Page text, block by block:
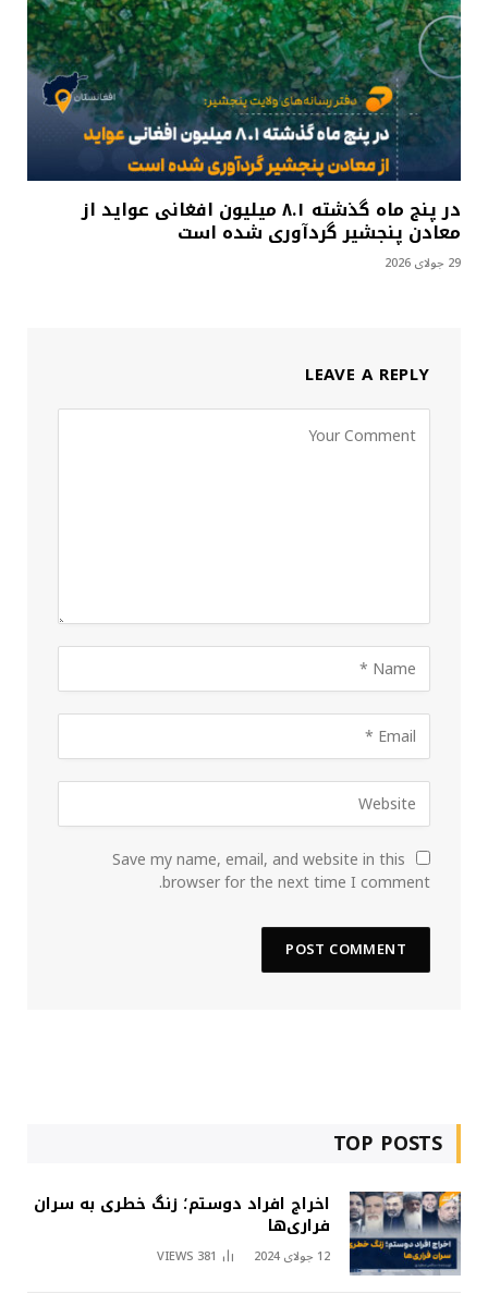
در پنج ماه گذشته ۸.۱ میلیون افغانی عواید از
معادن پنجشیر گردآوری شده است
29 جولای 2026
LEAVE A REPLY
Save my name, email, and website in this
browser for the next time I comment.
TOP POSTS
اخراج افراد دوستم؛ زنگ خطری به سران
فراری‌ها
12 جولای 2024 381
VIEWS